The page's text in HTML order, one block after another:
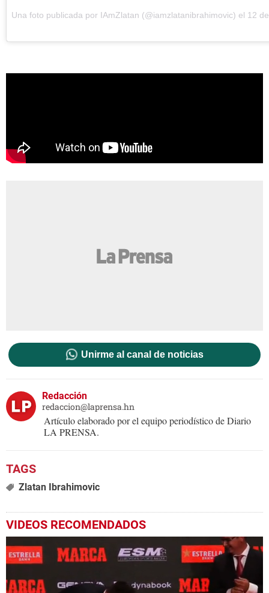
Una foto publicada por IAmZlatan (@iamzlatanibrahimovic) el 12
Unirme al canal de noticias
Redacción
redaccion@laprensa.hn
Artículo elaborado por el equipo periodístico de Diario
LA PRENSA.
Zlatan Ibrahimovic
VIDEOS RECOMENDADOS